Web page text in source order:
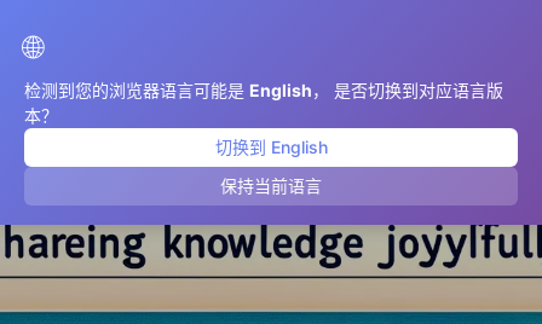
🌐
检测到您的浏览器语言可能是 English， 是否切换到对应语言版
本？
切换到 English
保持当前语言
CoT